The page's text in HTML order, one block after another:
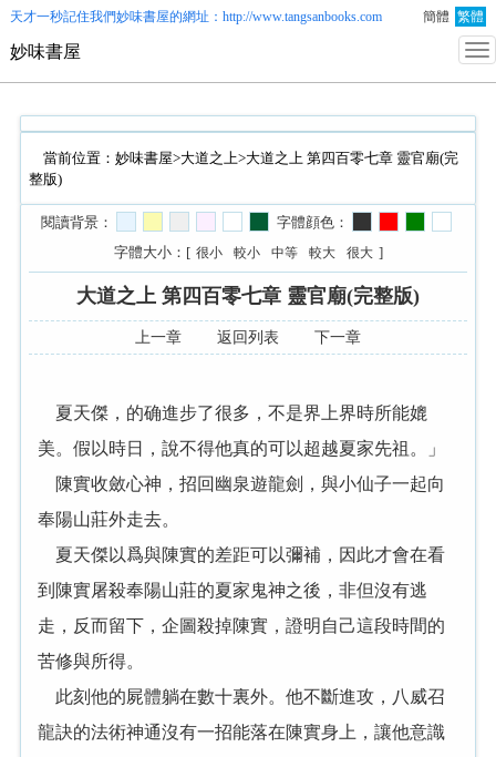
天才一秒記住我們妙味書屋的網址：http://www.tangsanbooks.com 簡體 繁體
妙味書屋
當前位置： 妙味書屋>大道之上>大道之上 第四百零七章 靈官廟(完
整版)
閱讀背景：
字體顔色：
字體大小：[ 很小 較小 中等 較大 很大 ]
大道之上 第四百零七章 靈官廟(完整版)
上一章 返回列表 下一章
夏天傑，的确進步了很多，不是界上界時所能媲
美。假以時日，說不得他真的可以超越夏家先祖。」
陳實收斂心神，招回幽泉遊龍劍，與小仙子一起向
奉陽山莊外走去。
夏天傑以爲與陳實的差距可以彌補，因此才會在看
到陳實屠殺奉陽山莊的夏家鬼神之後，非但沒有逃
走，反而留下，企圖殺掉陳實，證明自己這段時間的
苦修與所得。
此刻他的屍體躺在數十裏外。他不斷進攻，八威召
龍訣的法術神通沒有一招能落在陳實身上，讓他意識